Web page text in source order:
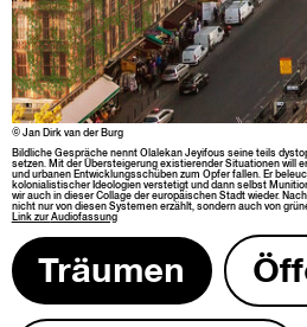
© Jan Dirk van der Burg
Bildliche Gespräche nen­nt Olalekan Jey­i­fous seine teils
set­zen. Mit der Über­steigerung existieren­der Sit­u­a­tio­nen will
und urba­nen Entwick­lungss­chüben zum Opfer fall­en. Er
kolo­nial­is­tis­ch­er Ide­olo­gien ver­stetigt und dann selb­st
wir auch in dieser Col­lage der europäis­chen Stadt wieder.
nicht nur von diesen Sys­te­men erzählt, son­dern auch von
Link zurAudio­fas­sung
Träu­men